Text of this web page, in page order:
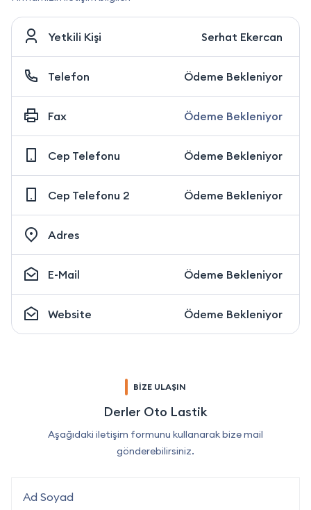
Yetkili Kişi Serhat Ekercan
Telefon Ödeme Bekleniyor
Fax Ödeme Bekleniyor
Cep Telefonu Ödeme Bekleniyor
Cep Telefonu 2 Ödeme Bekleniyor
Adres
E-Mail Ödeme Bekleniyor
Website Ödeme Bekleniyor
BİZE ULAŞIN
Derler Oto Lastik
Aşağıdaki iletişim formunu kullanarak bize mail
gönderebilirsiniz.